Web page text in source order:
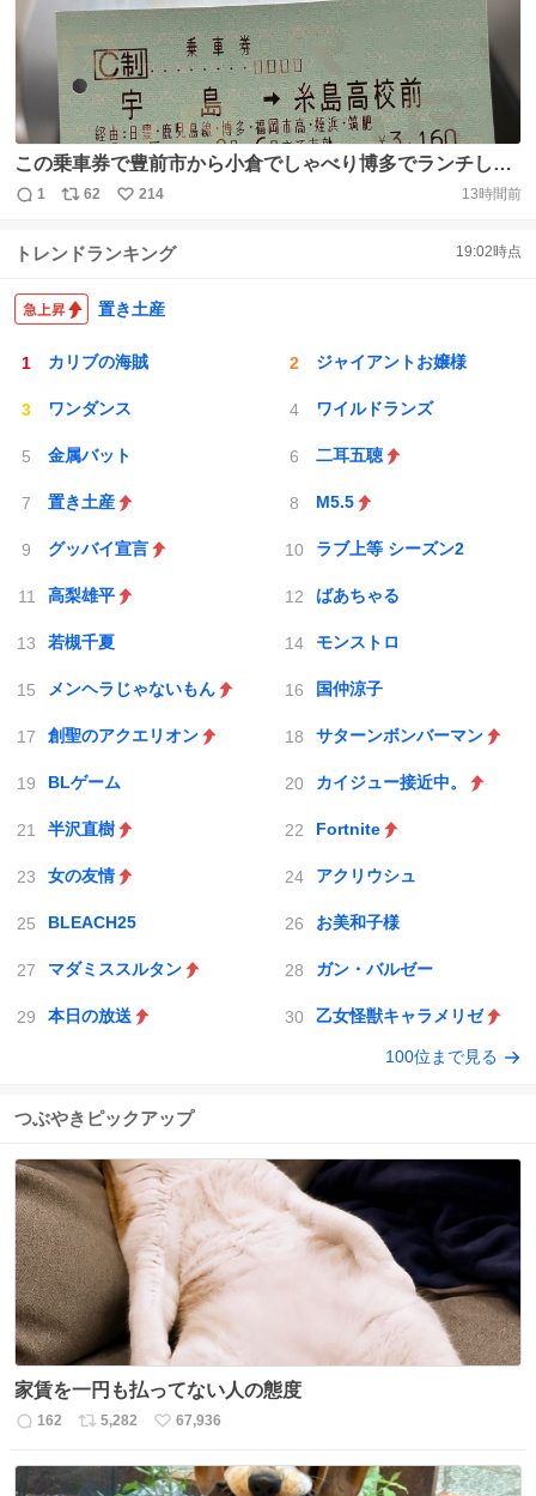
この乗車券で豊前市から小倉でしゃべり博多でランチして
糸島に着いたよー。糸島講演は明日で今日は予定なしの
返
数
1
リ
ス
数
62
い
ね
214 13時間前
トレンドランキング 19:02時点
置き土産
カリブの海賊 ジャイアントお嬢様
ワンダンス ワイルドランズ
金属バット 二耳五聴
置き土産 M5.5
グッバイ宣言 ラブ上等 シーズン2
高梨雄平 ばあちゃる
若槻千夏 モンストロ
メンヘラじゃないもん 国仲涼子
創聖のアクエリオン サターンボンバーマン
BLゲーム カイジュー接近中。
半沢直樹 Fortnite
女の友情 アクリウシュ
BLEACH25 お美和子様
マダミススルタン ガン・バルゼー
本日の放送 乙女怪獣キャラメリゼ
100位まで見る
つぶやきピックアップ
家賃を一円も払ってない人の態度
返
162
リ
5,282
い
ね
67,936